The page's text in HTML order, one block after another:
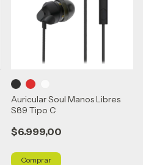
Auricular Soul Manos Libres
S89 Tipo C
$6.999,00
Comprar